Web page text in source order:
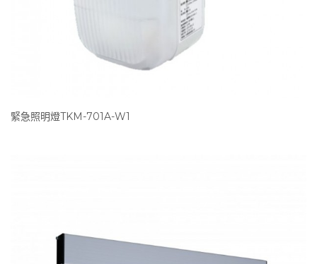
緊急照明燈TKM-701A-W1